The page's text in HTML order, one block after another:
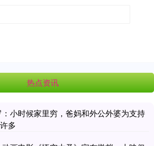
热点资讯
小时候家里穷，爸妈和外公外婆为支持
多